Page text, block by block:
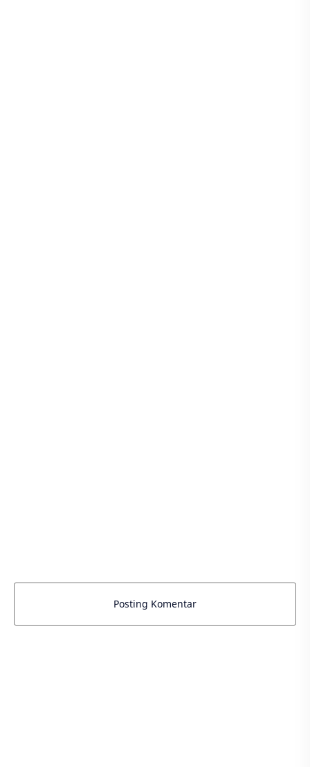
Posting Komentar